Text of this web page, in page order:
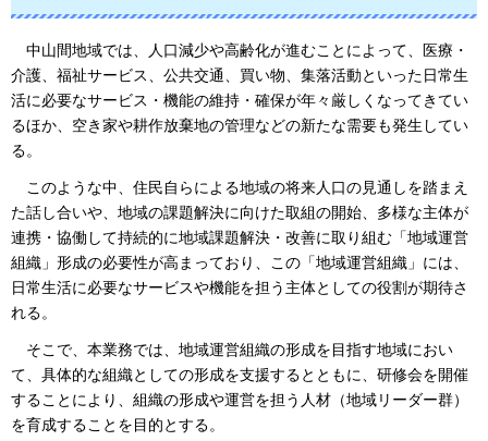
中山間地域では、人口減少や高齢化が進むことによって、医療・
介護、福祉サービス、公共交通、買い物、集落活動といった日常生
活に必要なサービス・機能の維持・確保が年々厳しくなってきてい
るほか、空き家や耕作放棄地の管理などの新たな需要も発生してい
る。
このような中、住民自らによる地域の将来人口の見通しを踏まえ
た話し合いや、地域の課題解決に向けた取組の開始、多様な主体が
連携・協働して持続的に地域課題解決・改善に取り組む「地域運営
組織」形成の必要性が高まっており、この「地域運営組織」には、
日常生活に必要なサービスや機能を担う主体としての役割が期待さ
れる。
そこで、本業務では、地域運営組織の形成を目指す地域におい
て、具体的な組織としての形成を支援するとともに、研修会を開催
することにより、組織の形成や運営を担う人材（地域リーダー群）
を育成することを目的とする。